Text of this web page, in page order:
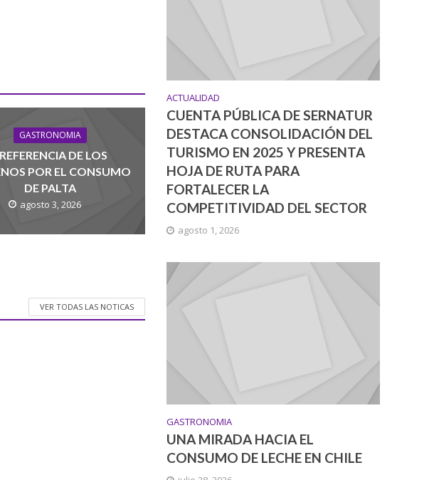
GASTRONOMIA
DE LOS
POR EL CONSUMO
DE PALTA
agosto 3, 2026
VER TODAS LAS NOTICAS
ACTUALIDAD
CUENTA PÚBLICA DE SERNATUR
DESTACA CONSOLIDACIÓN DEL
TURISMO EN 2025 Y PRESENTA
HOJA DE RUTA PARA
FORTALECER LA
COMPETITIVIDAD DEL SECTOR
agosto 1, 2026
GASTRONOMIA
UNA MIRADA HACIA EL
CONSUMO DE LECHE EN CHILE